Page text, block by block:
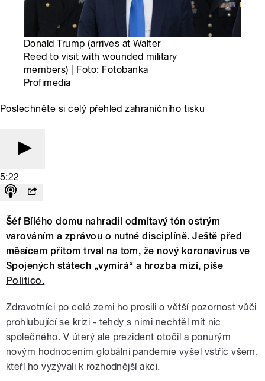
Donald Trump (arrives at Walter
Reed to visit with wounded military
members) | Foto: Fotobanka
Profimedia
Poslechněte si celý přehled zahraničního tisku
5:22
Šéf Bílého domu nahradil odmítavý tón ostrým
varováním a zprávou o nutné disciplíně. Ještě před
měsícem přitom trval na tom, že nový koronavirus ve
Spojených státech „vymírá“ a hrozba mizí, píše
Politico.
Zdravotníci po celé zemi ho prosili o větší pozornost vůči
prohlubující se krizi - tehdy s nimi nechtěl mít nic
společného. V úterý ale prezident otočil a ponurým
novým hodnocením globální pandemie vyšel vstříc všem,
kteří ho vyzývali k rozhodnější akci.